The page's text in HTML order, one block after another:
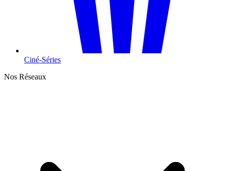
Ciné-Séries
Nos Réseaux